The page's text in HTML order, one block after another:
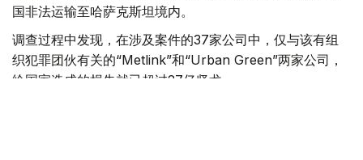
国非法运输至哈萨克斯坦境内。
调查过程中发现，在涉及案件的37家公司中，仅与该有组
织犯罪团伙有关的“Metlink”和“Urban Green”两家公司，
给国家造成的损失就已超过27亿坚戈。